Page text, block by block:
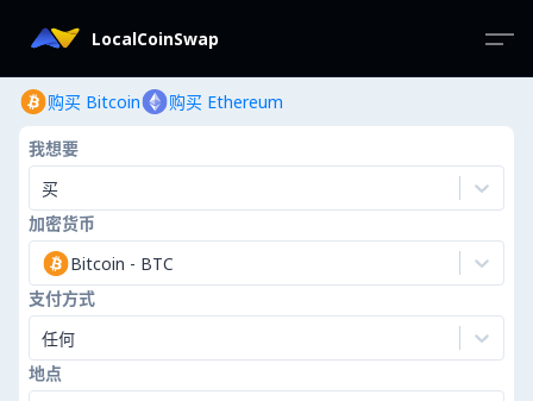
LocalCoinSwap
购买 Bitcoin 购买 Ethereum
我想要
买
加密货币
Bitcoin - BTC
支付方式
任何
地点